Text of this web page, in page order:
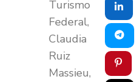
Turismo
Federal,
Claudia
Ruiz
Massieu,